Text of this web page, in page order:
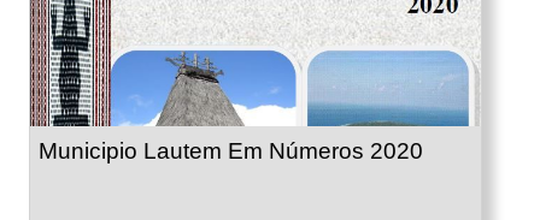
Municipio Lautem Em Números 2020